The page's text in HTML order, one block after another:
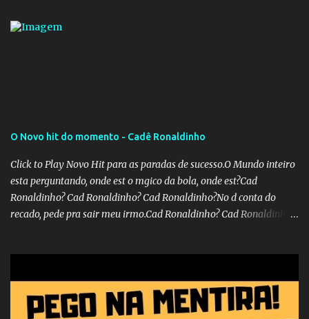
O Novo hit do momento - Cadê Ronaldinho
Click to Play Novo Hit para as paradas de sucesso.O Mundo inteiro
esta perguntando, onde est o mgico da bola, onde est?Cad
Ronaldinho? Cad Ronaldinho? Cad Ronaldinho?No d conta do
recado, pede pra sair meu irmo.Cad Ronaldinho? Cad Ronaldinho?